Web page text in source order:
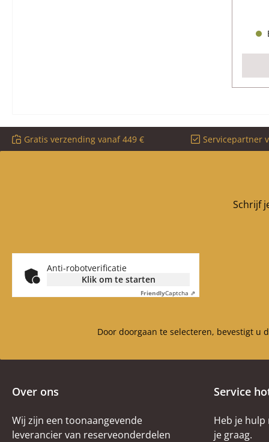
Gratis verzending vanaf 449 € Servicepartner
Schrijf
Anti-robotverificatie
Klik om te starten
FriendlyCaptcha ⇗
Door doorgaan te selecteren, bevestigt u
Over ons
Wij zijn een toonaangevende
leverancier van reserveonderdelen
Service
Heb je
je graag.